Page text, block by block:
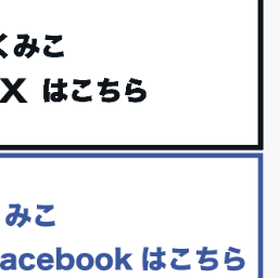
している「楽天ふるさと納税」の返
までいろ...
に今できる５つのこと。
方。 私も気づけばアラフィフ、これ
足りないのは海藻！
。&n...